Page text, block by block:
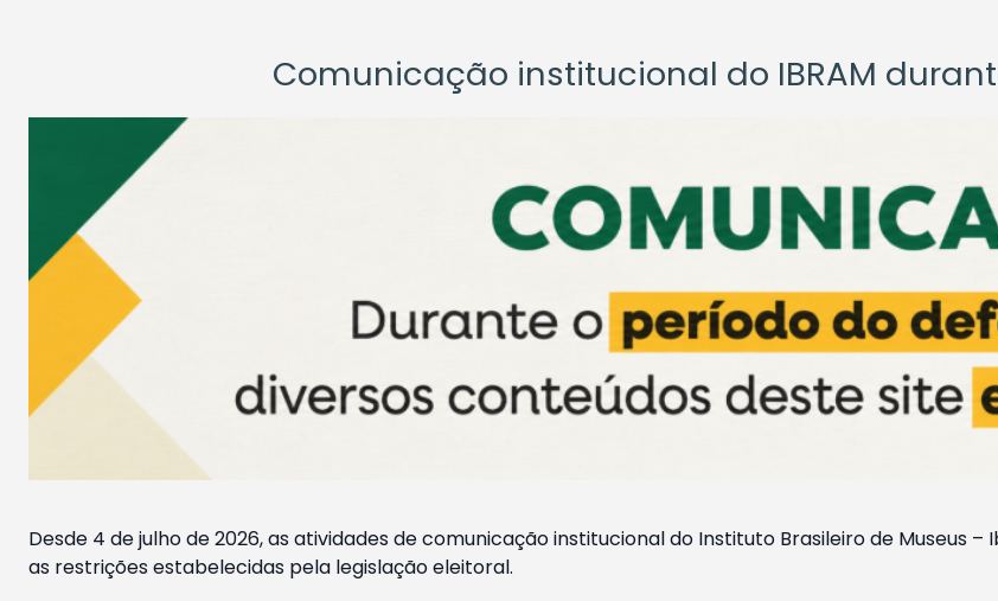
Comunicação institucional do IBRAM
Desde 4 de julho de 2026, as atividades de comunicação institucional do Instituto Brasileiro de Museus
as restrições estabelecidas pela legislação eleitoral.